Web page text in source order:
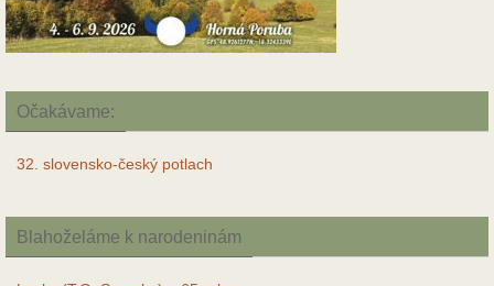
Očakávame:
32. slovensko-český potlach
Blahoželáme k narodeninám